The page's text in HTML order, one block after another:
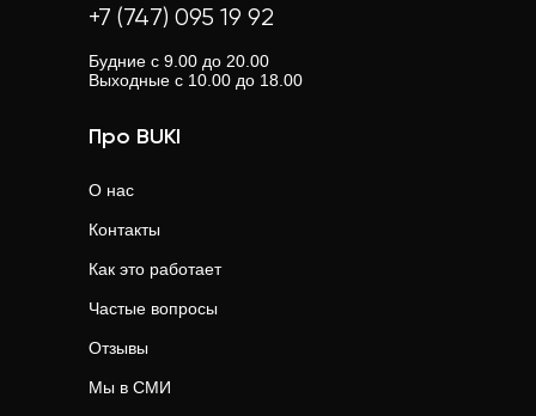
+7 (747) 095 19 92
Будние с 9.00 до 20.00
Выходные с 10.00 до 18.00
Про BUKI
О нас
Контакты
Как это работает
Частые вопросы
Отзывы
Мы в СМИ